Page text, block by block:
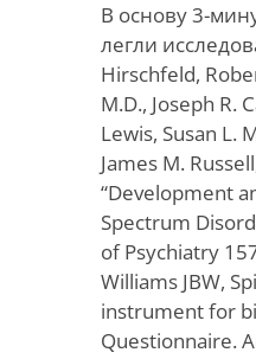
В основу 3-
легли
Hirschfeld,
M.D., Joseph R.
Lewis, Susan L.
James M.
“Development
Spectrum
of Psychiatry
Williams JBW,
instrument for
Questionnaire.